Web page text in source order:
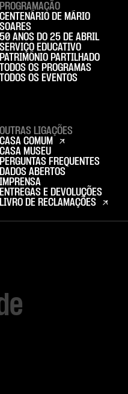
PROGRAMAÇÃO
CENTENÁRIO DE MÁRIO
SOARES
50 ANOS DO 25 DE ABRIL
SERVIÇO EDUCATIVO
PATRIMÓNIO PARTILHADO
TODOS OS PROGRAMAS
TODOS OS EVENTOS
OUTRAS LIGAÇÕES
CASA COMUM
CASA MUSEU
PERGUNTAS FREQUENTES
DADOS ABERTOS
IMPRENSA
ENTREGAS E DEVOLUÇÕES
LIVRO DE RECLAMAÇÕES